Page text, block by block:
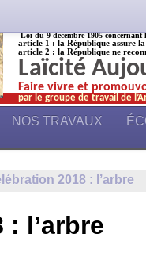
Loi du 9 décembre 1905 concernant
article 1 : la République assure
article 2 : la République ne
Laïcité
Faire vivre et
par le groupe de travail de
NOS TRAVAUX
2018 : l’arbre
l’arbre